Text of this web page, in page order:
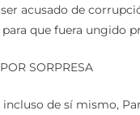
que fuera ungido
supo el número de